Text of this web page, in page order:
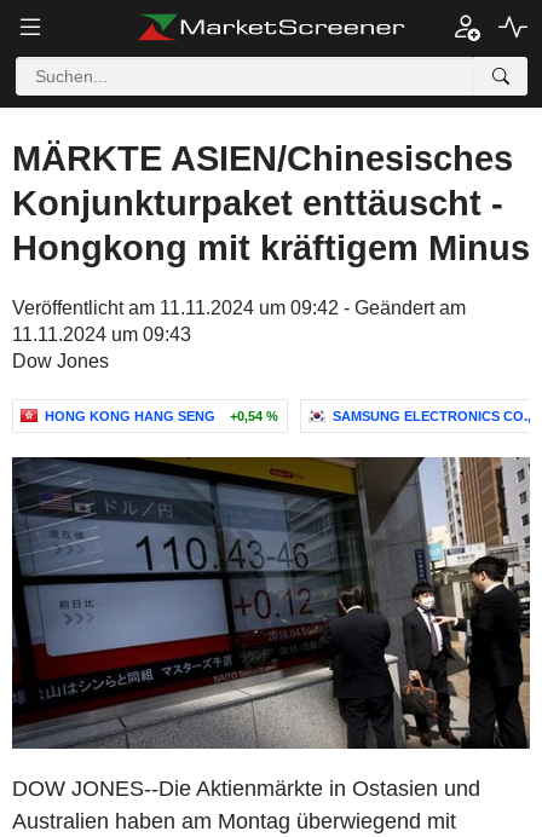
MÄRKTE ASIEN/Chinesisches
Konjunkturpaket enttäuscht -
Hongkong mit kräftigem Minus
Veröffentlicht am 11.11.2024 um 09:42 - Geändert am
11.11.2024 um 09:43
Dow Jones
HONG KONG HANG SENG +0,54 % SAMSUNG ELECTRONICS CO.,
DOW JONES--Die Aktienmärkte in Ostasien und
Australien haben am Montag überwiegend mit